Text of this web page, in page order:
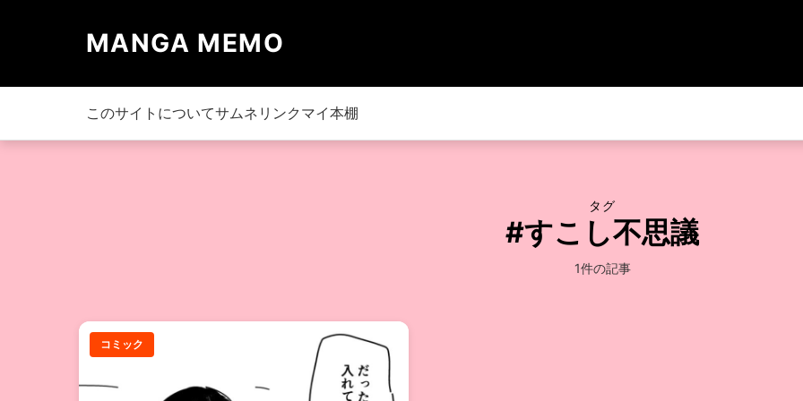
MANGA MEMO
このサイトについてサムネリンク マイ本棚
タグ
#すこし不思議
1件の記事
コミック